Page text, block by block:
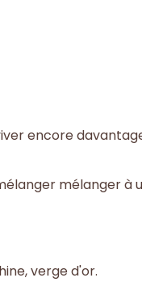
encore
mélanger
verge d'or.